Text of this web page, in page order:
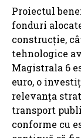
Proiectul
fonduri
construcție,
tehnologice
Magistrala 6
euro, o
relevanța
transport
conforme cu